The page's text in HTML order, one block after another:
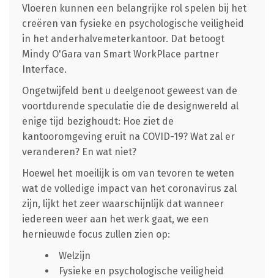
Vloeren kunnen een belangrijke rol spelen bij het
creëren van fysieke en psychologische veiligheid
in het anderhalvemeterkantoor. Dat betoogt
Mindy O'Gara van Smart WorkPlace partner
Interface.
Ongetwijfeld bent u deelgenoot geweest van de
voortdurende speculatie die de designwereld al
enige tijd bezighoudt: Hoe ziet de
kantooromgeving eruit na COVID-19? Wat zal er
veranderen? En wat niet?
Hoewel het moeilijk is om van tevoren te weten
wat de volledige impact van het coronavirus zal
zijn, lijkt het zeer waarschijnlijk dat wanneer
iedereen weer aan het werk gaat, we een
hernieuwde focus zullen zien op:
Welzijn
Fysieke en psychologische veiligheid